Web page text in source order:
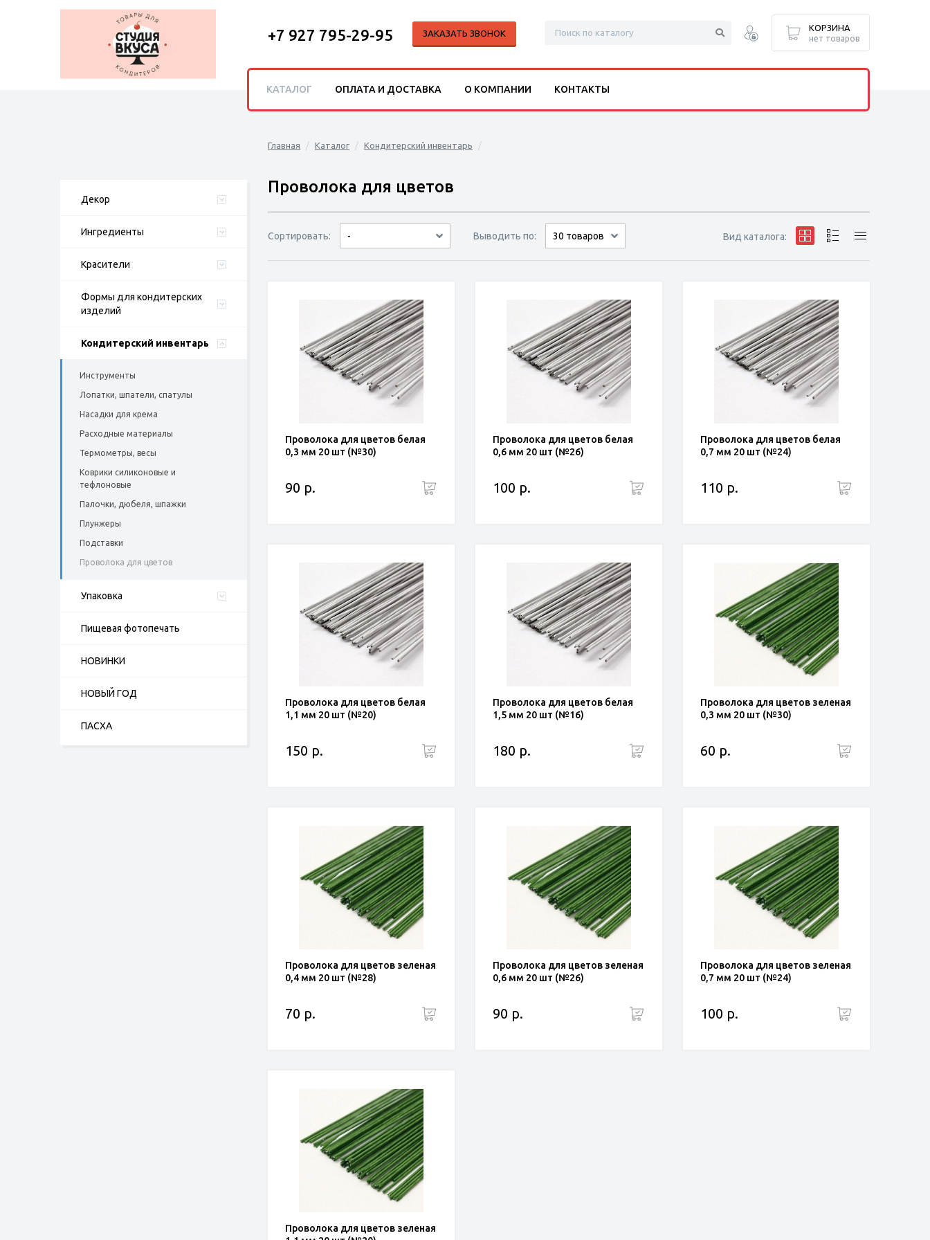
Декор
Ингредиенты
Красители
Формы для кондитерских
изделий
Кондитерский инвентарь
Инструменты
Лопатки, шпатели, спатулы
Насадки для крема
Расходные материалы
Термометры, весы
Коврики силиконовые и
тефлоновые
Палочки, дюбеля, шпажки
Плунжеры
Подставки
Проволока для цветов
Упаковка
Пищевая фотопечать
НОВИНКИ
НОВЫЙ ГОД
ПАСХА
Главная Каталог Кондитерский инвентарь
Проволока для цветов
Сортировать: -
по популярности
сначала дешёвые
сначала дорогие
Выводить по: 9 товаров
15 товаров
30 товаров Вид каталога:
Проволока для цветов белая
0,3 мм 20 шт (№30)
90 р.
Проволока для цветов белая
0,6 мм 20 шт (№26)
100 р.
Проволока для цветов белая
0,7 мм 20 шт (№24)
110 р.
Проволока для цветов белая
1,1 мм 20 шт (№20)
150 р.
Проволока для цветов белая
1,5 мм 20 шт (№16)
180 р.
Проволока для цветов зеленая
0,3 мм 20 шт (№30)
60 р.
Проволока для цветов зеленая
0,4 мм 20 шт (№28)
70 р.
Проволока для цветов зеленая
0,6 мм 20 шт (№26)
90 р.
Проволока для цветов зеленая
0,7 мм 20 шт (№24)
100 р.
Проволока для цветов зеленая
+7 927 795-29-95 ЗАКАЗАТЬ ЗВОНОК
КОРЗИНА
нет товаров
КАТАЛОГ ОПЛАТА И ДОСТАВКА О КОМПАНИИ КОНТАКТЫ